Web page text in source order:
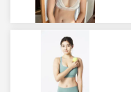
林ゆめ インタビュー